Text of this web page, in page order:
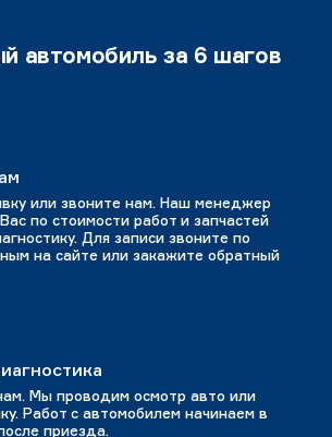
автомобиль за 6 шагов
или звоните нам. Наш менеджер
по стоимости работ и запчастей
Для записи звоните по
на сайте или закажите обратный
Мы проводим осмотр авто или
Работ с автомобилем начинаем в
приезда.